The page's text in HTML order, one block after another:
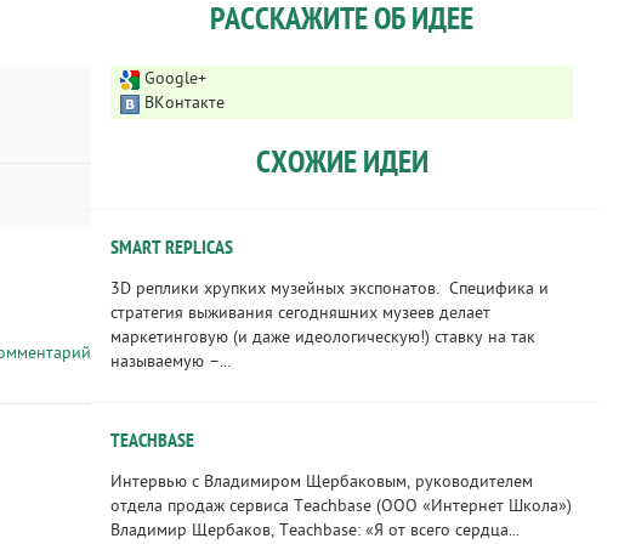
РАССКАЖИТЕ ОБ ИДЕЕ
Google+
ВКонтакте
СХОЖИЕ ИДЕИ
SMART REPLICAS
3D реплики хрупких музейных экспонатов. Специфика и
стратегия выживания сегодняшних музеев делает
маркетинговую (и даже идеологическую!) ставку на так
называемую –...
TEACHBASE
Интервью с Владимиром Щербаковым, руководителем
отдела продаж сервиса Teachbase (ООО «Интернет Школа»)
Владимир Щербаков, Teachbase: «Я от всего сердца...